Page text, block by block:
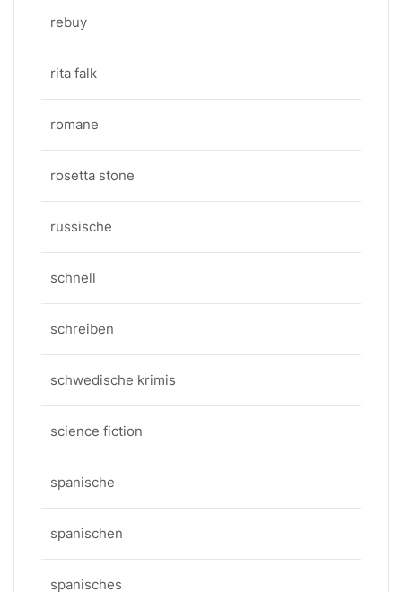
rebuy
rita falk
romane
rosetta stone
russische
schnell
schreiben
schwedische krimis
science fiction
spanische
spanischen
spanisches